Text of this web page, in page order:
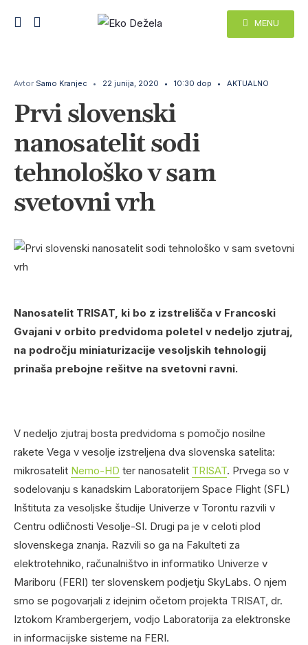
MENU
Avtor Samo Kranjec • 22 junija, 2020 • 10:30 dop • AKTUALNO
Prvi slovenski
nanosatelit sodi
tehnološko v sam
svetovni vrh
Nanosatelit TRISAT, ki bo z izstrelišča v Francoski
Gvajani v orbito predvidoma poletel v nedeljo zjutraj,
na področju miniaturizacije vesoljskih tehnologij
prinaša prebojne rešitve na svetovni ravni.
V nedeljo zjutraj bosta predvidoma s pomočjo nosilne
rakete Vega v vesolje izstreljena dva slovenska satelita:
mikrosatelit Nemo-HD ter nanosatelit TRISAT. Prvega so v
sodelovanju s kanadskim Laboratorijem Space Flight (SFL)
Inštituta za vesoljske študije Univerze v Torontu razvili v
Centru odličnosti Vesolje-SI. Drugi pa je v celoti plod
slovenskega znanja. Razvili so ga na Fakulteti za
elektrotehniko, računalništvo in informatiko Univerze v
Mariboru (FERI) ter slovenskem podjetju SkyLabs. O njem
smo se pogovarjali z idejnim očetom projekta TRISAT, dr.
Iztokom Krambergerjem, vodjo Laboratorija za elektronske
in informacijske sisteme na FERI.